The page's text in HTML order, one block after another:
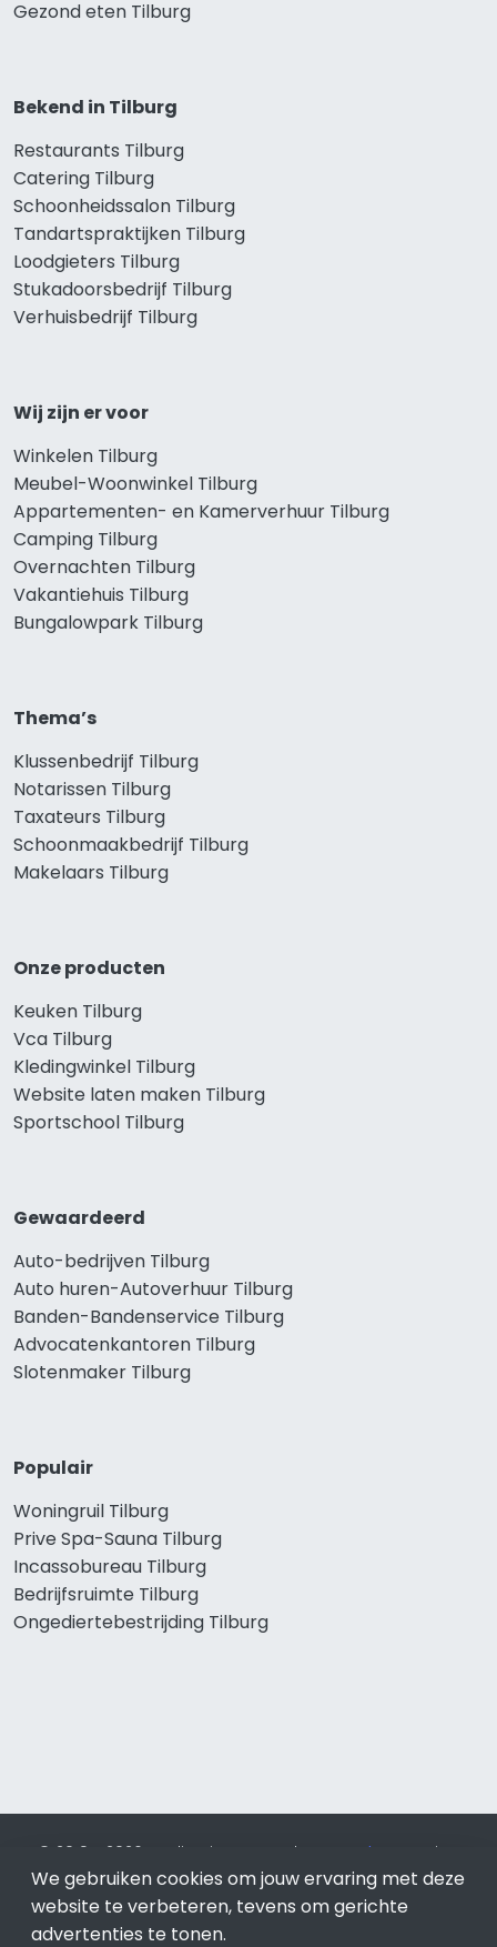
Gezond eten Tilburg
Bekend in Tilburg
Restaurants Tilburg
Catering Tilburg
Schoonheidssalon Tilburg
Tandartspraktijken Tilburg
Loodgieters Tilburg
Stukadoorsbedrijf Tilburg
Verhuisbedrijf Tilburg
Wij zijn er voor
Winkelen Tilburg
Meubel-Woonwinkel Tilburg
Appartementen- en Kamerverhuur Tilburg
Camping Tilburg
Overnachten Tilburg
Vakantiehuis Tilburg
Bungalowpark Tilburg
Thema’s
Klussenbedrijf Tilburg
Notarissen Tilburg
Taxateurs Tilburg
Schoonmaakbedrijf Tilburg
Makelaars Tilburg
Onze producten
Keuken Tilburg
Vca Tilburg
Kledingwinkel Tilburg
Website laten maken Tilburg
Sportschool Tilburg
Gewaardeerd
Auto-bedrijven Tilburg
Auto huren-Autoverhuur Tilburg
Banden-Bandenservice Tilburg
Advocatenkantoren Tilburg
Slotenmaker Tilburg
Populair
Woningruil Tilburg
Prive Spa-Sauna Tilburg
Incassobureau Tilburg
Bedrijfsruimte Tilburg
Ongediertebestrijding Tilburg
© 2019 - 2026 Realisatie en SEO door SEO-bureau
Lion
Internet. Betaal alleen voor bewezen resultaten?SEO
optimalisatie No Cure No Pay.Tilburgis onderdeel van Lion
Internet.
We gebruiken cookies om jouw ervaring met deze
website te verbeteren, tevens om gerichte
advertenties te tonen.